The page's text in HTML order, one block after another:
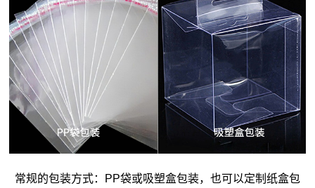
常规的包装方式：PP袋或吸塑盒包装，也可以定制纸盒包